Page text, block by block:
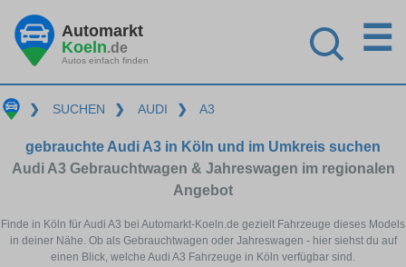
Automarkt
Koeln.de
Autos einfach finden
☰
❯ SUCHEN ❯ AUDI ❯ A3
gebrauchte Audi A3 in Köln und im Umkreis suchen
Audi A3 Gebrauchtwagen & Jahreswagen im regionalen
Angebot
Finde in Köln für Audi A3 bei Automarkt-Koeln.de gezielt Fahrzeuge dieses Models
in deiner Nähe. Ob als Gebrauchtwagen oder Jahreswagen - hier siehst du auf
einen Blick, welche Audi A3 Fahrzeuge in Köln verfügbar sind.